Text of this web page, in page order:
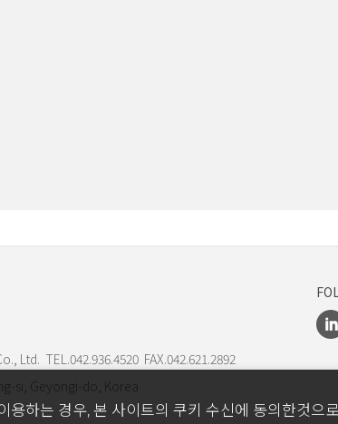
Ltd. TEL.042.936.4520 FAX.042.621.2892
si, Geyongi-do, Korea
하는 경우, 본 사이트의 쿠키 수신에 동의한것으